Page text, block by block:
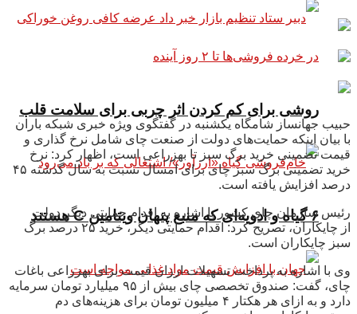
روشی برای کم کردن اثر چربی برای سلامت قلب
۶ گیاه و ادویه‌ای که منبع پنهان ویتامین C هستند
حبیب جهانساز شامگاه یکشنبه در گفتگوی ویژه خبری شبکه باران
با بیان اینکه حمایت‌های دولت از صنعت چای شامل نرخ گذاری و
قیمت تضمینی خرید برگ سبز تا بهزراعی است، اظهار کرد: نرخ
خرید تضمینی برگ سبز چای برای امسال نسبت به سال گذشته ۴۵
درصد افزایش یافته است.
رئیس سازمان چای کشور با اشاره به اقدام حمایتی دیگر دولت
از چایکاران، تصریح کرد: اقدام حمایتی دیگر، خرید ۲۵ درصد برگ
سبز چایکاران است.
وی با اشاره به پرداخت تسهیلات ارزان قیمت برای بهزراعی باغات
چای، گفت: صندوق تخصصی چای بیش از ۹۵ میلیارد تومان سرمایه
دارد و به ازای هر هکتار ۴ میلیون تومان برای هزینه‌های دم